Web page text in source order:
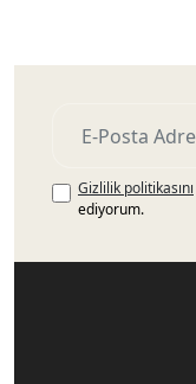
Gizlilik politikasını
ediyorum.